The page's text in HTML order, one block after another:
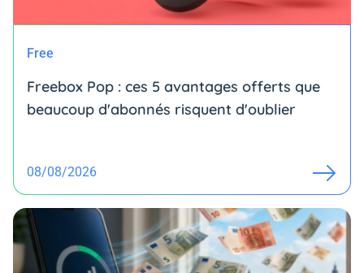
Free
Freebox Pop : ces 5 avantages offerts que
beaucoup d'abonnés risquent d'oublier
08/08/2026